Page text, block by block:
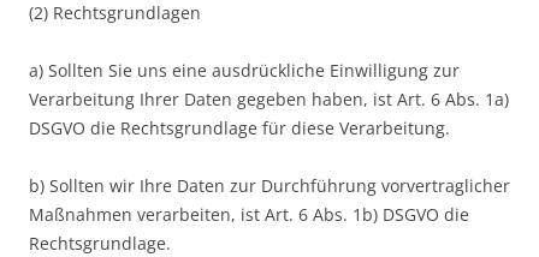
(2) Rechtsgrundlagen
a) Sollten Sie uns eine ausdrückliche Einwilligung zur
Verarbeitung Ihrer Daten gegeben haben, ist Art. 6 Abs. 1a)
DSGVO die Rechtsgrundlage für diese Verarbeitung.
b) Sollten wir Ihre Daten zur Durchführung vorvertraglicher
Maßnahmen verarbeiten, ist Art. 6 Abs. 1b) DSGVO die
Rechtsgrundlage.